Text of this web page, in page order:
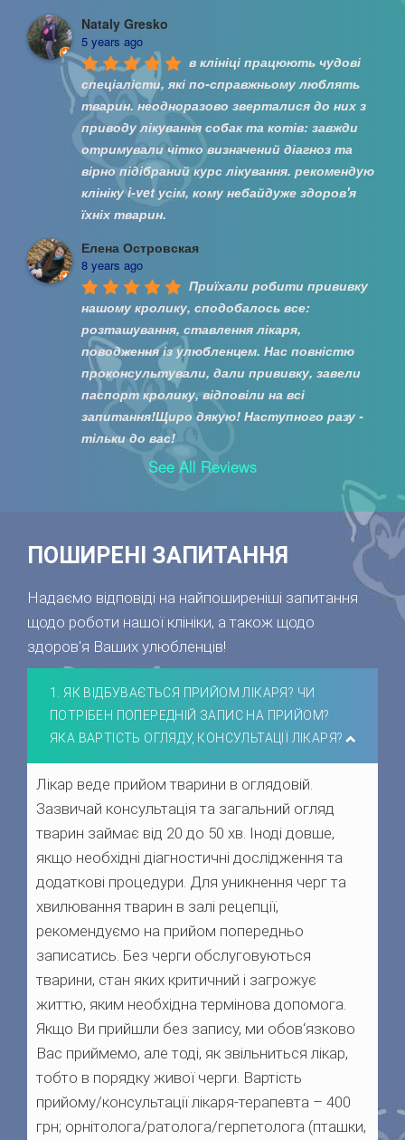
Nataly Gresko
5 years ago
в клініці працюють чудові
спеціалісти, які по-справжньому люблять
тварин. неодноразово зверталися до них з
приводу лікування собак та котів: завжди
отримували чітко визначений діагноз та
вірно підібраний курс лікування. рекомендую
клініку i-vet усім, кому небайдуже здоров'я
їхніх тварин.
Елена Островская
8 years ago
Приїхали робити прививку
нашому кролику, сподобалось все:
розташування, ставлення лікаря,
поводження із улюбленцем. Нас повністю
проконсультували, дали прививку, завели
паспорт кролику, відповіли на всі
запитання!Щиро дякую! Наступного разу -
тільки до вас!
See All Reviews
ПОШИРЕНІ ЗАПИТАННЯ
Надаємо відповіді на найпоширеніші запитання
щодо роботи нашої клініки, а також щодо
здоров'я Ваших улюбленців!
1. ЯК ВІДБУВАЄТЬСЯ ПРИЙОМ ЛІКАРЯ? ЧИ
ПОТРІБЕН ПОПЕРЕДНІЙ ЗАПИС НА ПРИЙОМ?
ЯКА ВАРТІСТЬ ОГЛЯДУ, КОНСУЛЬТАЦІЇ ЛІКАРЯ?
Лікар веде прийом тварини в оглядовій.
Зазвичай консультація та загальний огляд
тварин займає від 20 до 50 хв. Іноді довше,
якщо необхідні діагностичні дослідження та
додаткові процедури. Для уникнення черг та
хвилювання тварин в залі рецепції,
рекомендуємо на прийом попередньо
записатись. Без черги обслуговуються
тварини, стан яких критичний і загрожує
життю, яким необхідна термінова допомога.
Якщо Ви прийшли без запису, ми обов‘язково
Вас приймемо, але тоді, як звільниться лікар,
тобто в порядку живої черги. Вартість
прийому/консультації лікаря-терапевта – 400
грн; орнітолога/ратолога/герпетолога (пташки,